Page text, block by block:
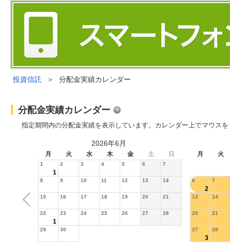
投資信託 ＞ 分配金実績カレンダー
分配金実績カレンダー
指定期間内の分配金実績を表示しています。カレンダー上でマウス
2026年6月
月 火 水 木 金 土 日 月 火
1
1
2 3 4 5 6 7
8 9 10 11 12 13 14
15 16 17 18 19 20 21
22
1
23 24 25 26 27 28
29 30
6
2
7
13 14
20 21
27
3
28